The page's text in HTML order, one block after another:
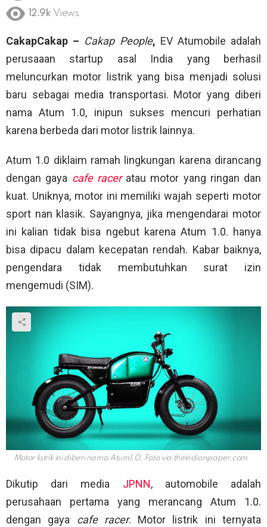
12.9k Views
CakapCakap – Cakap People, EV Atumobile adalah
perusaaan startup asal India yang berhasil
meluncurkan motor listrik yang bisa menjadi solusi
baru sebagai media transportasi. Motor yang diberi
nama Atum 1.0, inipun sukses mencuri perhatian
karena berbeda dari motor listrik lainnya.
Atum 1.0 diklaim ramah lingkungan karena dirancang
dengan gaya cafe racer atau motor yang ringan dan
kuat. Uniknya, motor ini memiliki wajah seperti motor
sport nan klasik. Sayangnya, jika mengendarai motor
ini kalian tidak bisa ngebut karena Atum 1.0. hanya
bisa dipacu dalam kecepatan rendah. Kabar baiknya,
pengendara tidak membutuhkan surat izin
mengemudi (SIM).
Motor listrik ini diberi nama Atum1.0. Foto viatheindianpaper.com
Dikutip dari media JPNN, automobile adalah
perusahaan pertama yang merancang Atum 1.0.
dengan gaya cafe racer. Motor listrik ini ternyata